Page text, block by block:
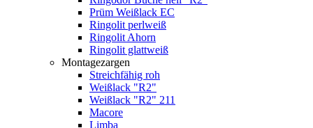
Prüm Weißlack EC
Ringolit perlweiß
Ringolit Ahorn
Ringolit glattweiß
Montagezargen
Streichfähig roh
Weißlack "R2"
Weißlack "R2" 211
Macore
Limba